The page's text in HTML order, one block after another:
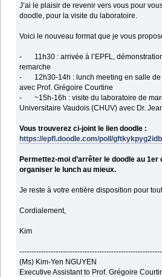
J’ai le plaisir de revenir vers vous pour
doodle, pour la visite du laboratoire.
Voici le nouveau format que je vous
- 11h30 : arrivée à l’EPFL,
remarche
- 12h30-14h : lunch meeting en salle de
avec Prof. Grégoire Courtine
- ~15h-16h : visite du laboratoire de
Universitaire Vaudois (CHUV) avec Dr.
Vous trouverez ci-joint le lien doodle :
https://epfl.doodle.com/poll/
Permettez-moi d’arrêter le doodle au
organiser le lunch au mieux.
Je reste à votre entière disposition pour
Cordialement,
Kim
(Ms) Kim-Yen NGUYEN
Executive Assistant to Prof. Grégoire